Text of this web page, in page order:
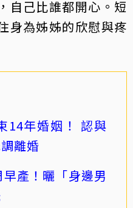
自己比誰都開心。短
身為姊姊的欣慰與疼
14年婚姻！ 認與
離婚
產！曬「身邊男